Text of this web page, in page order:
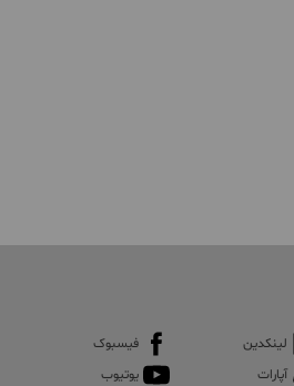
لینکدین
فیسبوک
آپارات یوتیوب